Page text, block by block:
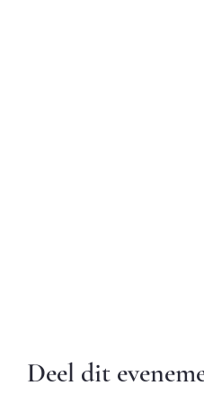
Deel dit